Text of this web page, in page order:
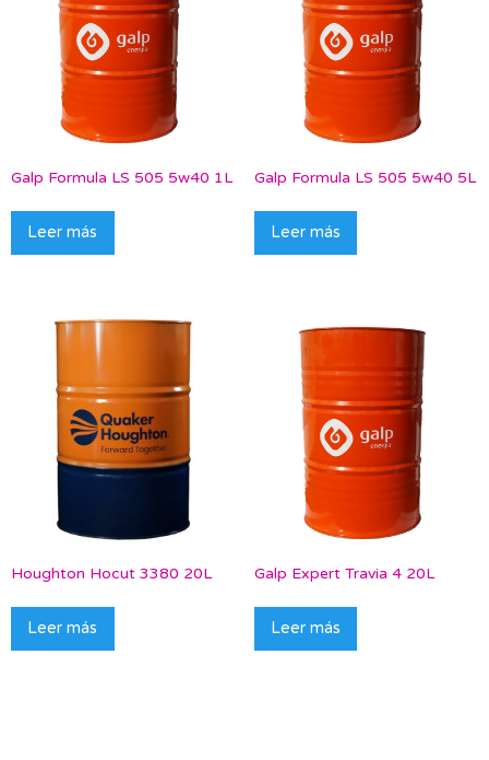
Galp Formula LS 505 5w40 1L
Leer más
Galp Formula LS 505 5w40 5L
Leer más
Houghton Hocut 3380 20L
Leer más
Galp Expert Travia 4 20L
Leer más